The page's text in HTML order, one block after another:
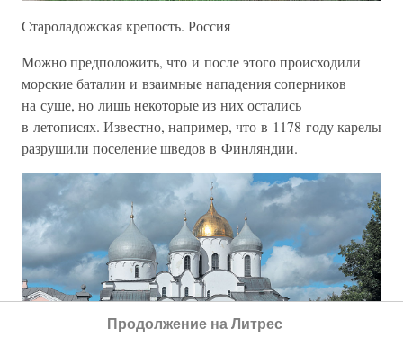
Староладожская крепость. Россия
Можно предположить, что и после этого происходили
морские баталии и взаимные нападения соперников
на суше, но лишь некоторые из них остались
в летописях. Известно, например, что в 1178 году карелы
разрушили поселение шведов в Финляндии.
Продолжение на Литрес